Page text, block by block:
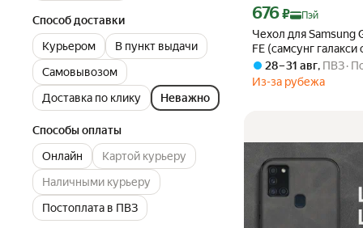
Способ доставки
Курьером
В пункт выдачи
Самовывозом
Доставка по клику
Неважно
Способы оплаты
Онлайн
Картой курьеру
Наличными курьеру
Постоплата в ПВЗ
Чехол для Samsung
FE (самсунг галакси
Магнитная
подставка, прочная
падений, чехол-
Цена с картой Яндекс
676₽ Пэй
28 – 31 авг, ПВЗ
Из-за рубежа